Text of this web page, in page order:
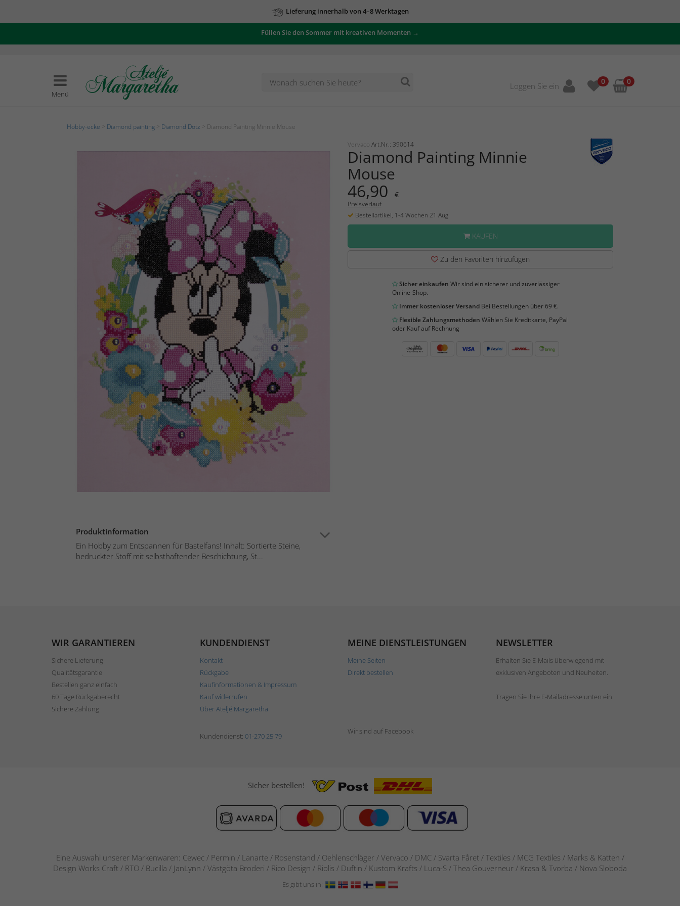
Lieferung innerhalb von 4–8 Werktagen
Füllen Sie den Sommer mit kreativen Momenten →
Menü
Loggen Sie ein 0 0
Hobby-ecke Diamond painting Diamond Dotz > Diamond Painting Minnie Mouse
Produktinformation
Ein Hobby zum Entspannen für Bastelfans! Inhalt: Sortierte Steine,
bedruckter Stoff mit selbsthaftender Beschichtung, St...
Vervaco Art.Nr.: 390614
Diamond Painting Minnie
Mouse
46,90 €
Preisverlauf
Bestellartikel, 1-4 Wochen 21 Aug
KAUFEN
Zu den Favoriten hinzufügen
Sicher einkaufen Wir sind ein sicherer und zuverlässiger
Online-Shop.
Immer kostenloser VersandBei Bestellungen über 69 €.
Flexible Zahlungsmethoden Wählen Sie Kreditkarte, PayPal
oder Kauf auf Rechnung
WIR GARANTIEREN
Sichere Lieferung
Qualitätsgarantie
Bestellen ganz einfach
60 Tage Rückgaberecht
Sichere Zahlung
KUNDENDIENST
Kontakt
Rückgabe
Kaufinformationen & Impressum
Kauf widerrufen
Über Ateljé Margaretha
MEINE DIENSTLEISTUNGEN
Meine Seiten
Direkt bestellen
NEWSLETTER
Erhalten Sie E-Mails überwiegend mit
exklusiven Angeboten und Neuheiten.
Tragen Sie Ihre E-Mailadresse unten ein.
Kundendienst: 01-270 25 79
Wir sind auf Facebook
Sicher bestellen!
Eine Auswahl unserer Markenwaren: Cewec / Permin / Lanarte / Rosenstand / Oehlenschläger / Vervaco / DMC / Svarta Fåret / Textiles / MCG Textiles / Marks & Katten /
Design Works Craft / RTO / Bucilla / JanLynn / Västgöta Broderi / Rico Design / Riolis / Duftin / Kustom Krafts / Luca-S / Thea Gouverneur / Krasa & Tvorba / Nova Sloboda
Es gibt uns in: